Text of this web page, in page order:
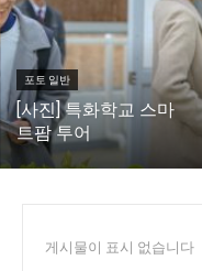
ENG 中文
커뮤니티
서비스 & 앱
ENG 中文
커뮤니티
서비스 & 앱
포토 일반
[사진] 특화학교 스마
트팜 투어
게시물이 표시 없습니다